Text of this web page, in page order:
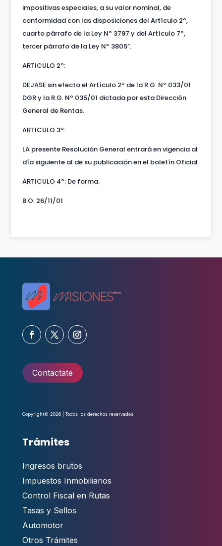
impositivas especiales, a su valor nominal, de
conformidad con las disposiciones del Artículo 2º,
cuarto párrafo de la Ley Nº 3797 y del Artículo 7º,
tercer párrafo de la Ley Nº 3805”.
ARTICULO 2º:
DEJASE sin efecto el Artículo 2º de la R.G. Nº 033/01
DGR y la R.G. Nº 035/01 dictada por esta Dirección
General de Rentas.
ARTICULO 3º:
LA presente Resolución General entrará en vigencia al
día siguiente al de su publicación en el boletín Oficial.
ARTICULO 4º: De forma.
B.O. 26/11/01
Contactate
Copyright© 2026 | Todos los derechos reservados.
Trámites
Ingresos brutos
Impuestos Inmobiliarios
Control Fiscal en Rutas
Tasas y Sellos
Automotor
Otros Trámites